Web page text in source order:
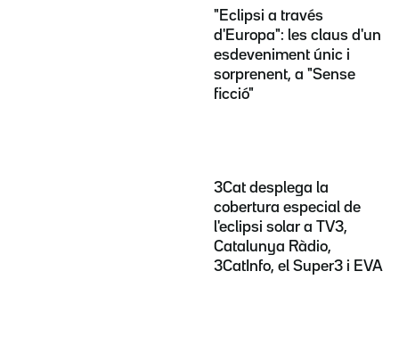
"Eclipsi a través
d'Europa": les claus d'un
esdeveniment únic i
sorprenent, a "Sense
ficció"
3Cat desplega la
cobertura especial de
l'eclipsi solar a TV3,
Catalunya Ràdio,
3CatInfo, el Super3 i EVA